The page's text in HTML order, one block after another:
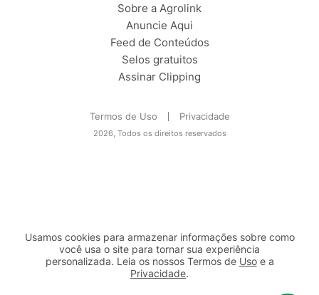
Sobre a Agrolink
Anuncie Aqui
Feed de Conteúdos
Selos gratuitos
Assinar Clipping
Termos de Uso Privacidade
2026, Todos os direitos reservados
Usamos cookies para armazenar informações sobre como
você usa o site para tornar sua experiência
personalizada. Leia os nossos Termos de Usoe a
Privacidade.